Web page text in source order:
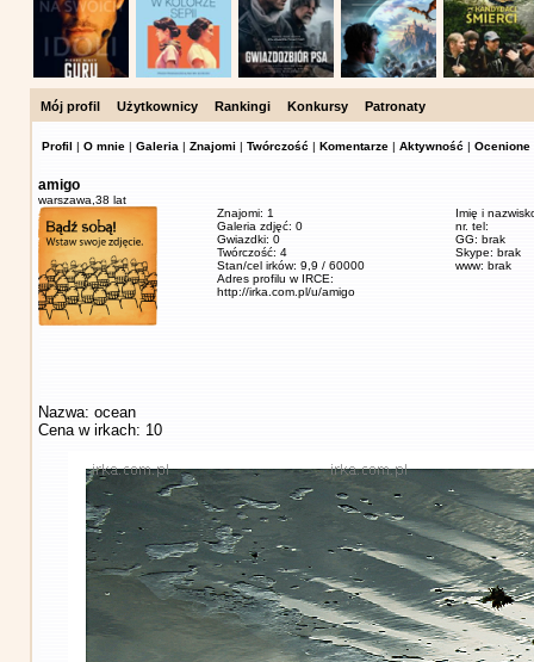
Mój profil Użytkownicy Rankingi Konkursy Patronaty
Profil | O mnie | Galeria | Znajomi | Twórczość | Komentarze | Aktywność | Ocenione
amigo
warszawa, 38 lat
Znajomi: 1
Galeria zdjęć: 0
Gwiazdki: 0
Twórczość: 4
Stan/cel irków: 9,9 / 60000
Adres profilu w IRCE:
http://irka.com.pl/u/amigo
Imię i
nr. tel:
GG: brak
Skype: brak
www: brak
Nazwa: ocean
Cena w irkach: 10